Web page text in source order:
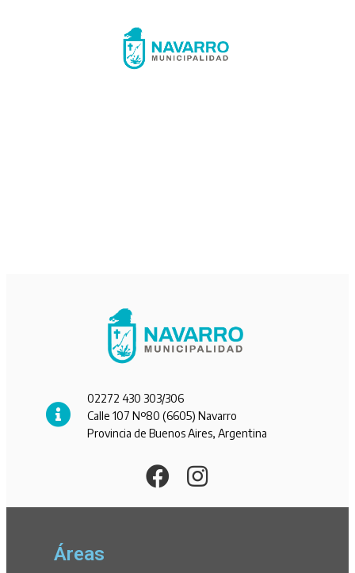
02272 430 303/306
Calle 107 Nº80 (6605) Navarro
Provincia de Buenos Aires, Argentina
Áreas